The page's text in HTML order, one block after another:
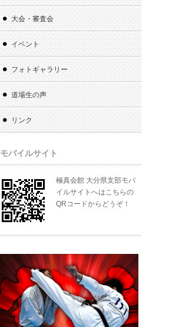
大会・審査会
イベント
フォトギャラリー
道場生の声
リンク
モバイルサイト
極真会館 大分県支部モバ
イルサイトへはこちらの
QRコードからどうぞ！